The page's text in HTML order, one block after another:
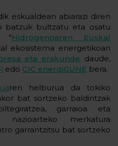
eskualdean abiarazi diren
batzuk bultzatu eta osatu
"Hidrogenoaren Euskal
ekosistema energetikoan
eta erakunde daude,
edo CIC energiGUNE bera.
ren helburua da tokiko
bat sortzeko baldintzak
garraioa eta
merkatura
garrantzitsu bat sortzeko